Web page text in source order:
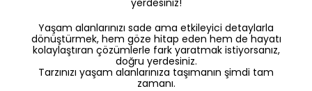
Yaşam alanlarınızı sade ama etkileyici detaylarla
dönüştürmek, hem göze hitap eden hem de hayatı
kolaylaştıran çözümlerle fark yaratmak istiyorsanız,
doğru yerdesiniz.
Tarzınızı yaşam alanlarınıza taşımanın şimdi tam
zamanı.